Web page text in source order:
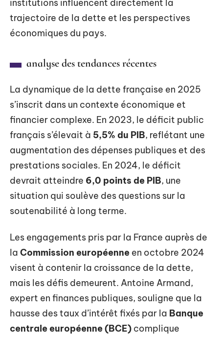
institutions influencent directement la
trajectoire de la dette et les perspectives
économiques du pays.
analyse des tendances récentes
La dynamique de la dette française en 2025
s’inscrit dans un contexte économique et
financier complexe. En 2023, le déficit public
français s’élevait à 5,5% du PIB, reflétant une
augmentation des dépenses publiques et des
prestations sociales. En 2024, le déficit
devrait atteindre 6,0 points de PIB, une
situation qui soulève des questions sur la
soutenabilité à long terme.
Les engagements pris par la France auprès de
la Commission européenne en octobre 2024
visent à contenir la croissance de la dette,
mais les défis demeurent. Antoine Armand,
expert en finances publiques, souligne que la
hausse des taux d’intérêt fixés par la Banque
centrale européenne (BCE) complique